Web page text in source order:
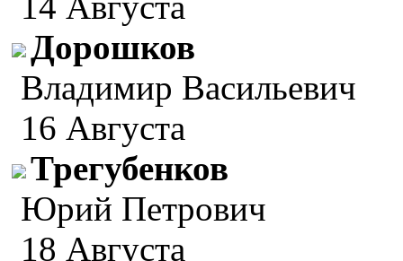
Дорошков
Владимир Васильевич
16 Августа
Трегубенков
Юрий Петрович
18 Августа